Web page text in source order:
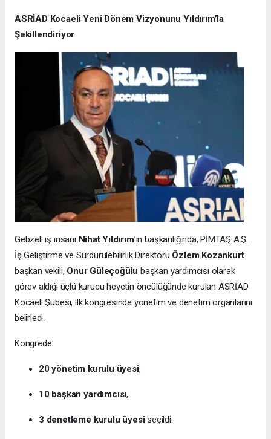
ASRİAD Kocaeli Yeni Dönem Vizyonunu Yıldırım’la
Şekillendiriyor
Gebzeli iş insanı Nihat Yıldırım’ın başkanlığında; PİMTAŞ A.Ş.
İş Geliştirme ve Sürdürülebilirlik Direktörü Özlem Kozankurt
başkan vekili, Onur Güleçoğülu başkan yardımcısı olarak
görev aldığı üçlü kurucu heyetin öncülüğünde kurulan ASRİAD
Kocaeli Şubesi, ilk kongresinde yönetim ve denetim organlarını
belirledi.
Kongrede:
20 yönetim kurulu üyesi,
10 başkan yardımcısı,
3 denetleme kurulu üyesiseçildi.